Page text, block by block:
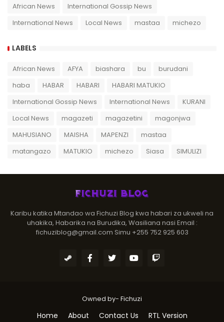
African News
International Gossip News
International News
Local News mastaa michezo
LABELS
African News AFYA biashara bu
burudani
haba
HABAR HABARI
HABARI MATUKIO
International Gossip News
International News
KURANI
Local News
magazeti magazetini
magonjwa
MAHUSIANO
MAISHA MAPENZI
mastaa
matangazo
MATUKIO michezo Siasa SIMULIZI
Karibu katika Mtandao wa Fichuzi Blog kwa habari za ukweli na
uhakika, Habarika na Burudika, Wasiliana nasi Email :
fichuziblog@gmail.com Simu +255 752 925 603
Owned by- Fichuzi
Home About Contact Us RTL Version